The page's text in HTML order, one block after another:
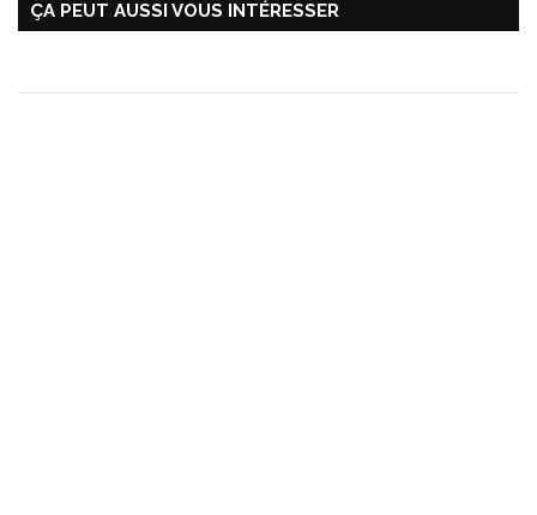
ÇA PEUT AUSSI VOUS INTÉRESSER